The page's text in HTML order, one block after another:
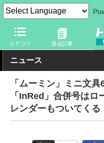
カテゴリ 過去記事
トラベル Watch 旅のアイテム
ニュース
「ムーミン」ミニ文
「InRed」合併号はロ
レンダーもついてくる